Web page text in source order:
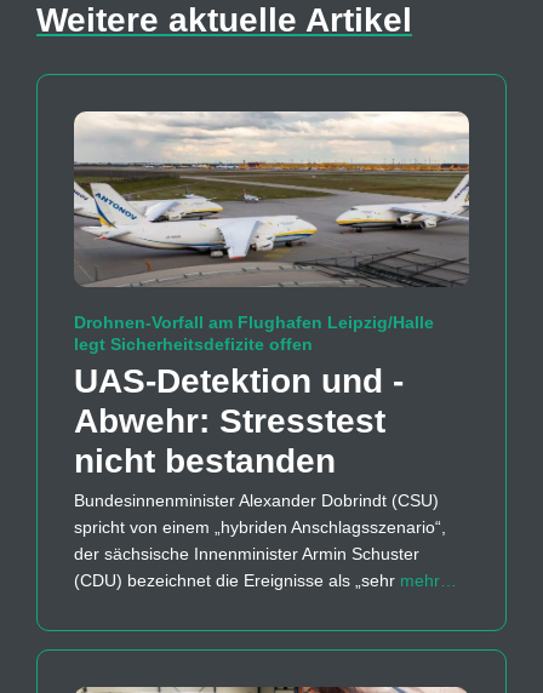
Weitere aktuelle Artikel
Drohnen-Vorfall am Flughafen Leipzig/Halle
legt Sicherheitsdefizite offen
UAS-Detektion und -
Abwehr: Stresstest
nicht bestanden
Bundesinnenminister Alexander Dobrindt (CSU)
spricht von einem „hybriden Anschlagsszenario“,
der sächsische Innenminister Armin Schuster
(CDU) bezeichnet die Ereignisse als „sehr mehr…